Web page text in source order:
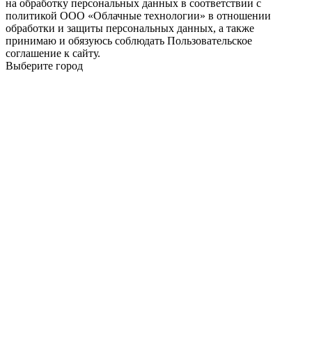
на обработку персональных данных в соответствии с
политикой ООО «Облачные технологии» в отношении
обработки и защиты персональных данных, а также
принимаю и обязуюсь соблюдать Пользовательское
соглашение к сайту.
Выберите город